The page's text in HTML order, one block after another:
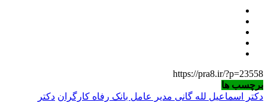
https://pra8.ir/?p=23558
برچسب ها
دکتر اسماعیل لله گانی مدیر عامل بانک رفاه کارگران دکتر